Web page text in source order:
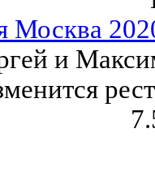
Москва
и